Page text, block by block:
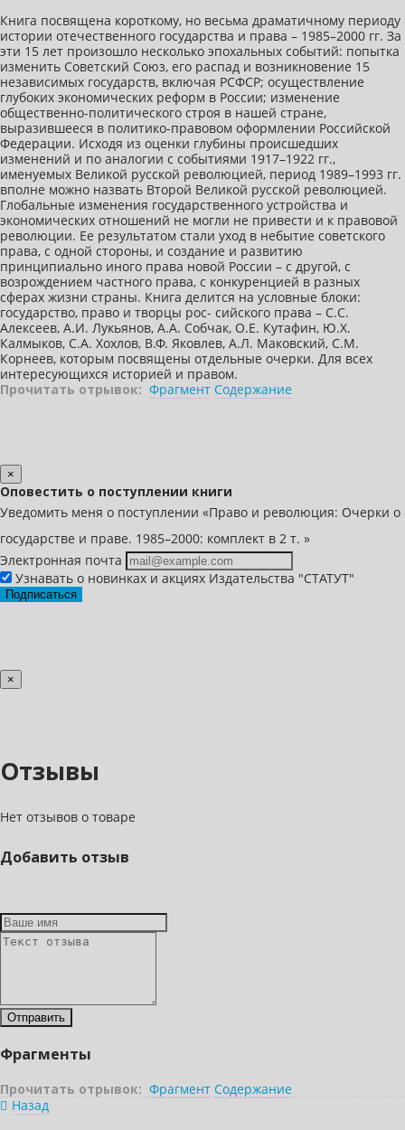
Книга посвящена короткому, но весьма драматичному периоду
истории отечественного государства и права – 1985–2000 гг. За
эти 15 лет произошло несколько эпохальных событий: попытка
изменить Советский Союз, его распад и возникновение 15
независимых государств, включая РСФСР; осуществление
глубоких экономических реформ в России; изменение
общественно-политического строя в нашей стране,
выразившееся в политико-правовом оформлении Российской
Федерации. Исходя из оценки глубины происшедших
изменений и по аналогии с событиями 1917–1922 гг.,
именуемых Великой русской революцией, период 1989–1993 гг.
вполне можно назвать Второй Великой русской революцией.
Глобальные изменения государственного устройства и
экономических отношений не могли не привести и к правовой
революции. Ее результатом стали уход в небытие советского
права, с одной стороны, и создание и развитию
принципиально иного права новой России – с другой, с
возрождением частного права, с конкуренцией в разных
сферах жизни страны. Книга делится на условные блоки:
государство, право и творцы рос- сийского права – С.С.
Алексеев, А.И. Лукьянов, А.А. Собчак, О.Е. Кутафин, Ю.Х.
Калмыков, С.А. Хохлов, В.Ф. Яковлев, А.Л. Маковский, С.М.
Корнеев, которым посвящены отдельные очерки. Для всех
интересующихся историей и правом.
Прочитать отрывок: Фрагмент Содержание
×
Оповестить о поступлении книги
Уведомить меня о поступлении «Право и революция: Очерки о
государстве и праве. 1985–2000: комплект в 2 т. »
Электронная почта
Узнавать о новинках и акциях Издательства "СТАТУТ"
Подписаться
×
Отзывы
Нет отзывов о товаре
Добавить отзыв
Фрагменты
Прочитать отрывок: Фрагмент Содержание
Назад